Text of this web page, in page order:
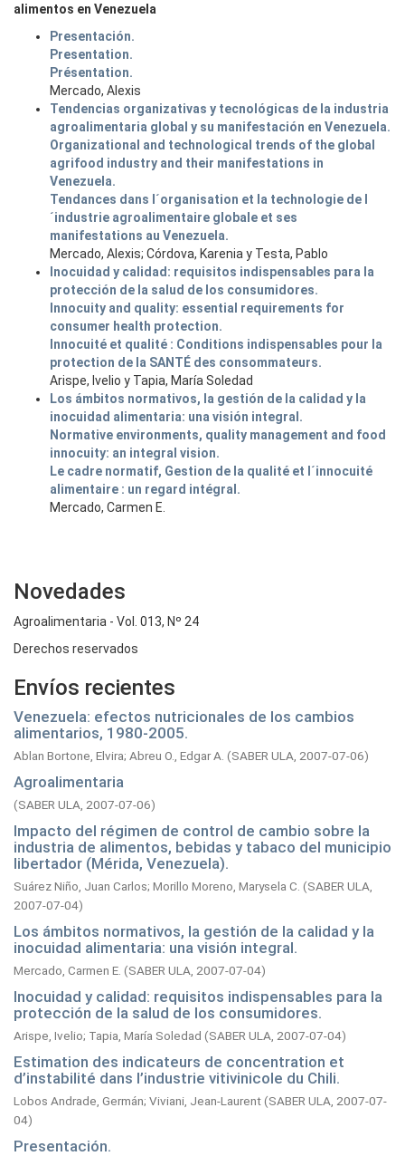
alimentos en Venezuela
Presentación.
Presentation.
Présentation.
Mercado, Alexis
Tendencias organizativas y tecnológicas de la industria
agroalimentaria global y su manifestación en Venezuela.
Organizational and technological trends of the global
agrifood industry and their manifestations in
Venezuela.
Tendances dans l´organisation et la technologie de l
´industrie agroalimentaire globale et ses
manifestations au Venezuela.
Mercado, Alexis; Córdova, Karenia y Testa, Pablo
Inocuidad y calidad: requisitos indispensables para la
protección de la salud de los consumidores.
Innocuity and quality: essential requirements for
consumer health protection.
Innocuité et qualité : Conditions indispensables pour la
protection de la SANTÉ des consommateurs.
Arispe, Ivelio y Tapia, María Soledad
Los ámbitos normativos, la gestión de la calidad y la
inocuidad alimentaria: una visión integral.
Normative environments, quality management and food
innocuity: an integral vision.
Le cadre normatif, Gestion de la qualité et l´innocuité
alimentaire : un regard intégral.
Mercado, Carmen E.
Novedades
Agroalimentaria - Vol. 013, Nº 24
Derechos reservados
Envíos recientes
Venezuela: efectos nutricionales de los cambios
alimentarios, 1980-2005.
Ablan Bortone, Elvira; Abreu O., Edgar A. (SABER ULA, 2007-07-06)
Agroalimentaria
(SABER ULA, 2007-07-06)
Impacto del régimen de control de cambio sobre la
industria de alimentos, bebidas y tabaco del municipio
libertador (Mérida, Venezuela).
Suárez Niño, Juan Carlos; Morillo Moreno, Marysela C. (SABER ULA,
2007-07-04)
Los ámbitos normativos, la gestión de la calidad y la
inocuidad alimentaria: una visión integral.
Mercado, Carmen E. (SABER ULA, 2007-07-04)
Inocuidad y calidad: requisitos indispensables para la
protección de la salud de los consumidores.
Arispe, Ivelio; Tapia, María Soledad (SABER ULA, 2007-07-04)
Estimation des indicateurs de concentration et
d’instabilité dans l’industrie vitivinicole du Chili.
Lobos Andrade, Germán; Viviani, Jean-Laurent(SABER ULA, 2007-07-
04)
Presentación.